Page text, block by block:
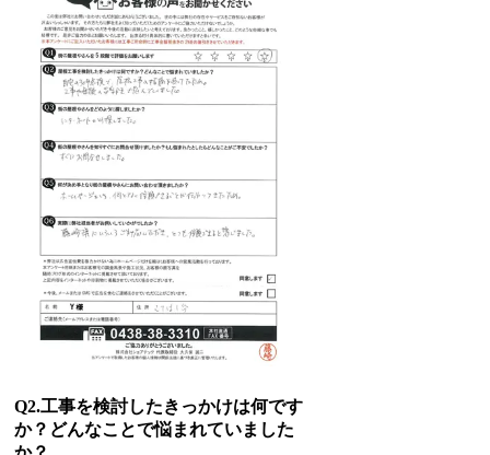
Q2.工事を検討したきっかけは何です
か？どんなことで悩まれていました